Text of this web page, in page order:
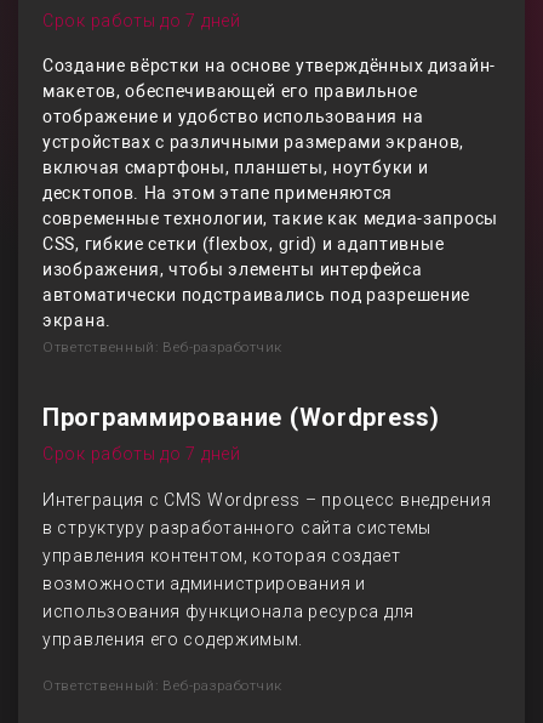
Срок работы до 7 дней
Создание вёрстки на основе утверждённых дизайн-
макетов, обеспечивающей его правильное
отображение и удобство использования на
устройствах с различными размерами экранов,
включая смартфоны, планшеты, ноутбуки и
десктопов. На этом этапе применяются
современные технологии, такие как медиа-запросы
CSS, гибкие сетки (flexbox, grid) и адаптивные
изображения, чтобы элементы интерфейса
автоматически подстраивались под разрешение
экрана.
Ответственный: Веб-разработчик
Программирование (Wordpress)
Срок работы до 7 дней
Интеграция с CMS Wordpress – процесс внедрения
в структуру разработанного сайта системы
управления контентом, которая создает
возможности администрирования и
использования функционала ресурса для
управления его содержимым.
Ответственный: Веб-разработчик